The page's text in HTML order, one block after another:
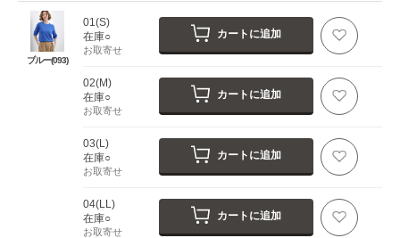
ブルー(093)
01(S)
在庫○
お取寄せ
カートに追加
02(M)
在庫○
お取寄せ
カートに追加
03(L)
在庫○
お取寄せ
カートに追加
04(LL)
在庫○
お取寄せ
カートに追加